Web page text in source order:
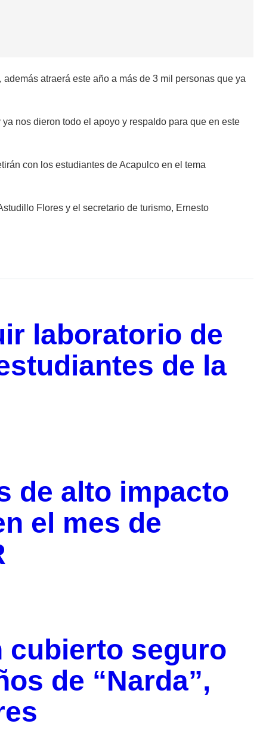
atraerá este año a más de 3 mil personas que ya
nos dieron todo el apoyo y respaldo para que en este
con los estudiantes de Acapulco en el tema
Flores y el secretario de turismo, Ernesto
laboratorio de
de la
de alto impacto
el mes de
cubierto seguro
de “Narda”,